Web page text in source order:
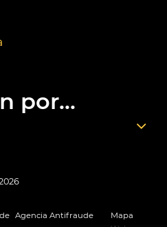
por...
Agencia Antifraude
Mapa